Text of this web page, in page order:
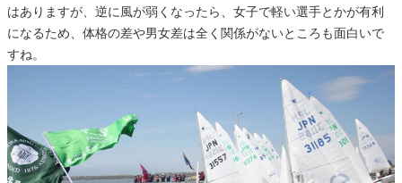
はありますが、逆に風が弱くなったら、女子で軽い選手とかが有利
になるため、体格の差や男女差は全く関係がないところも面白いで
すね。